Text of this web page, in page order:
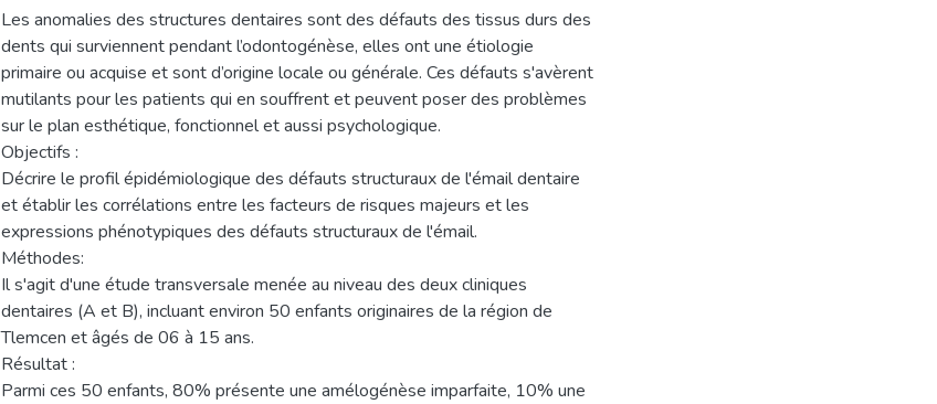
Les anomalies des structures dentaires sont des défauts des tissus durs des
dents qui surviennent pendant l’odontogénèse, elles ont une étiologie
primaire ou acquise et sont d’origine locale ou générale. Ces défauts s'avèrent
mutilants pour les patients qui en souffrent et peuvent poser des problèmes
sur le plan esthétique, fonctionnel et aussi psychologique.
Objectifs :
Décrire le profil épidémiologique des défauts structuraux de l'émail dentaire
et établir les corrélations entre les facteurs de risques majeurs et les
expressions phénotypiques des défauts structuraux de l'émail.
Méthodes:
Il s'agit d'une étude transversale menée au niveau des deux cliniques
dentaires (A et B), incluant environ 50 enfants originaires de la région de
Tlemcen et âgés de 06 à 15 ans.
Résultat :
Parmi ces 50 enfants, 80% présente une amélogénèse imparfaite, 10% une